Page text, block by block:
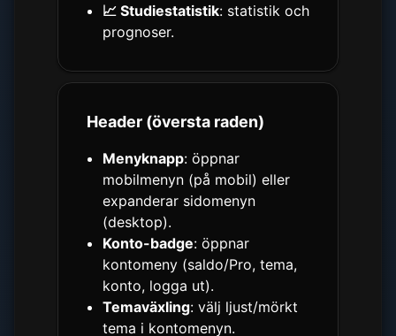
📈 Studiestatistik: statistik och
prognoser.
Header (översta raden)
Menyknapp: öppnar
mobilmenyn (på mobil) eller
expanderar sidomenyn
(desktop).
Konto-badge: öppnar
kontomeny (saldo/Pro, tema,
konto, logga ut).
Temaväxling: välj ljust/mörkt
tema i kontomenyn.